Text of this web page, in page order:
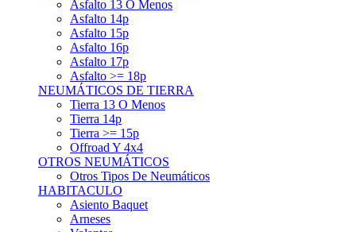
Asfalto 15p
Asfalto 16p
Asfalto 17p
Asfalto >= 18p
NEUMÁTICOS DE TIERRA
Tierra 13 O Menos
Tierra 14p
Tierra >= 15p
Offroad Y 4x4
OTROS NEUMÁTICOS
Otros Tipos De Neumáticos
HABITACULO
Asiento Baquet
Arneses
Volantes
Pedales